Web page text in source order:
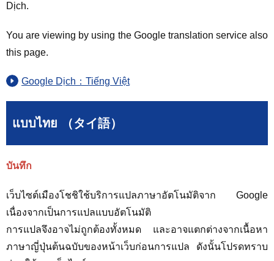
Dịch.
You are viewing by using the Google translation service also
this page.
Google Dịch：Tiếng Việt
แบบไทย （タイ語）
บันทึก
เว็บไซต์เมืองโชชิใช้บริการแปลภาษาอัตโนมัติจาก Google
เนื่องจากเป็นการแปลแบบอัตโนมัติ
การแปลจึงอาจไม่ถูกต้องทั้งหมด และอาจแตกต่างจากเนื้อหา
ภาษาญี่ปุ่นต้นฉบับของหน้าเว็บก่อนการแปล ดังนั้นโปรดทราบ